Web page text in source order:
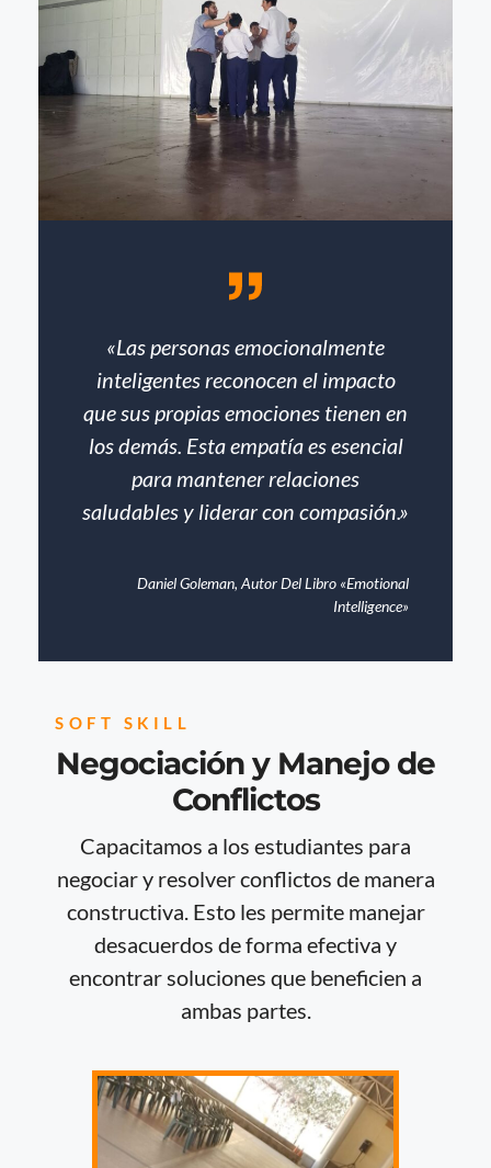
«Las personas emocionalmente
inteligentes reconocen el impacto
que sus propias emociones tienen en
los demás. Esta empatía es esencial
para mantener relaciones
saludables y liderar con compasión.»
Daniel Goleman, Autor Del Libro «Emotional
Intelligence»
SOFT SKILL
Negociación y Manejo de
Conflictos
Capacitamos a los estudiantes para
negociar y resolver conflictos de manera
constructiva. Esto les permite manejar
desacuerdos de forma efectiva y
encontrar soluciones que beneficien a
ambas partes.